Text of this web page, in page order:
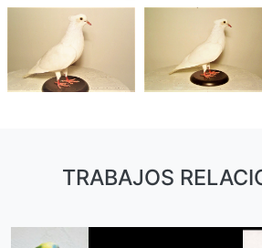
TRABAJOS